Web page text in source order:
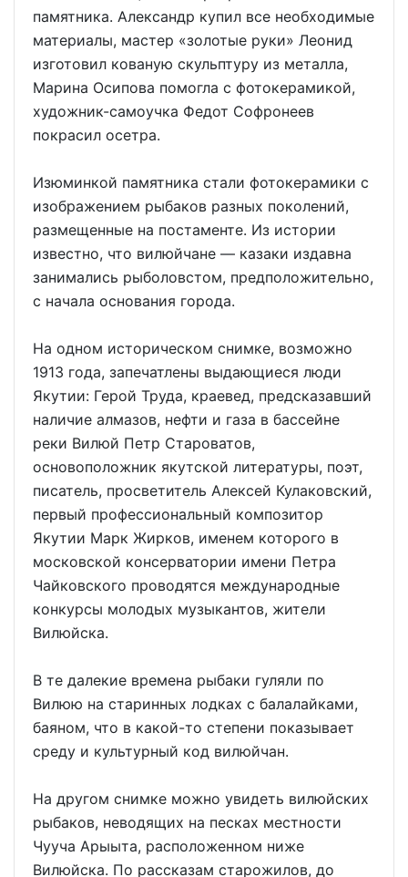
памятника. Александр купил все необходимые
материалы, мастер «золотые руки» Леонид
изготовил кованую скульптуру из металла,
Марина Осипова помогла с фотокерамикой,
художник-самоучка Федот Софронеев
покрасил осетра.
Изюминкой памятника стали фотокерамики с
изображением рыбаков разных поколений,
размещенные на постаменте. Из истории
известно, что вилюйчане — казаки издавна
занимались рыболовстом, предположительно,
с начала основания города.
На одном историческом снимке, возможно
1913 года, запечатлены выдающиеся люди
Якутии: Герой Труда, краевед, предсказавший
наличие алмазов, нефти и газа в бассейне
реки Вилюй Петр Староватов,
основоположник якутской литературы, поэт,
писатель, просветитель Алексей Кулаковский,
первый профессиональный композитор
Якутии Марк Жирков, именем которого в
московской консерватории имени Петра
Чайковского проводятся международные
конкурсы молодых музыкантов, жители
Вилюйска.
В те далекие времена рыбаки гуляли по
Вилюю на старинных лодках с балалайками,
баяном, что в какой-то степени показывает
среду и культурный код вилюйчан.
На другом снимке можно увидеть вилюйских
рыбаков, неводящих на песках местности
Чууча Арыыта, расположенном ниже
Вилюйска. По рассказам старожилов, до